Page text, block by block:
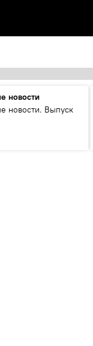
новости
новости. Выпуск